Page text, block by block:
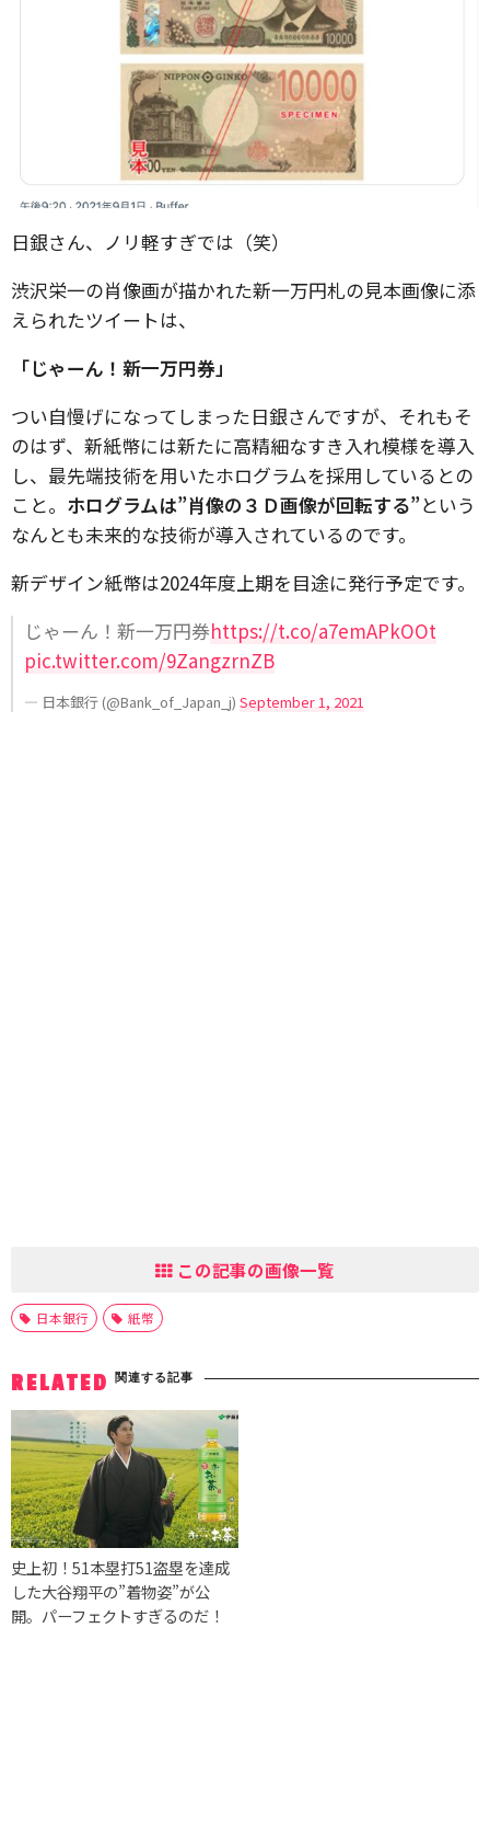
日銀さん、ノリ軽すぎでは（笑）
渋沢栄一の肖像画が描かれた新一万円札の見本画像に添
えられたツイートは、
「じゃーん！新一万円券」
つい自慢げになってしまった日銀さんですが、それもそ
のはず、新紙幣には新たに高精細なすき入れ模様を導入
し、最先端技術を用いたホログラムを採用しているとの
こと。 ホログラムは”肖像の３Ｄ画像が回転する”という
なんとも未来的な技術が導入されているのです。
新デザイン紙幣は2024年度上期を目途に発行予定です。
じゃーん！新一万円券https://t.co/a7emAPkOOt
pic.twitter.com/9ZangzrnZB
— 日本銀行 (@Bank_of_Japan_j) September 1, 2021
この記事の画像一覧
日本銀行 紙幣
RELATED 関連する記事
史上初！51本塁打51盗塁を達成
した大谷翔平の”着物姿”が公
開。パーフェクトすぎるのだ！